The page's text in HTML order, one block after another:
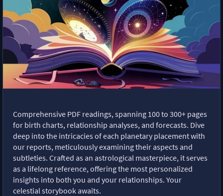
Comprehensive PDF readings, spanning 100 to 300+ pages
for birth charts, relationship analyses, and forecasts. Dive
deep into the intricacies of each planetary placement with
our reports, meticulously examining their aspects and
subtleties. Crafted as an astrological masterpiece, it serves
as a lifelong reference, offering the most personalized
insights into both you and your relationships. Your
celestial storybook awaits.